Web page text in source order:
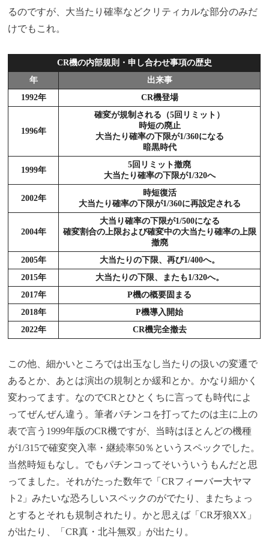
るのですが、大当たり確率などクリティカルな部分のみだ
けでもこれ。
CR機の内部規則・申し合わせ事項の歴史
年
出来事
1992年
CR機登場
1996年
確変が規制される（5回リミット）
時短の廃止
大当たり確率の下限が1/360になる
暗黒時代
1999年
5回リミット撤廃
大当たり確率の下限が1/320へ
2002年
時短復活
大当たり確率の下限が1/360に再設定される
2004年
大当り確率の下限が1/500になる
確変割合の上限および確変中の大当たり確率の上限
撤廃
2005年
大当たりの下限、再び1/400へ。
2015年
大当たりの下限、またも1/320へ。
2017年
P機の概要固まる
2018年
P機導入開始
2022年
CR機完全撤去
この他、細かいところでは出玉なし当たりの扱いの変遷で
あるとか、あとは演出の規制とか緩和とか。かなり細かく
変わってます。なのでCRとひとくちに言っても時代によ
ってぜんぜん違う。筆者パチンコを打ってたのは主に上の
表で言う1999年版のCR機ですが、当時はほとんどの機種
が1/315で確変突入率・継続率50％というスペックでした。
当然時短もなし。でもパチンコってそいういうもんだと思
ってました。それがたった数年で「CRフィーバー大ヤマ
ト2」みたいな恐ろしいスペックのがでたり、またちょっ
とするとそれも規制されたり。かと思えば「CR牙狼XX」
が出たり、「CR真・北斗無双」が出たり。